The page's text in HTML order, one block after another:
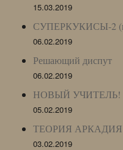
15.03.2019
СУПЕРКУКИСЫ-2
06.02.2019
Решающий диспут
06.02.2019
НОВЫЙ УЧИТЕЛЬ!
05.02.2019
ТЕОРИЯ АРКАДИЯ
03.02.2019